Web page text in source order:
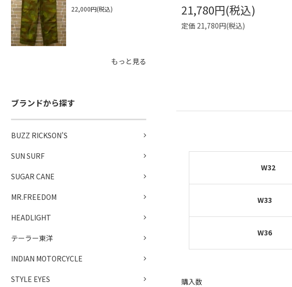
22,000円(税込)
もっと見る
ブランドから探す
BUZZ RICKSON'S
SUN SURF
SUGAR CANE
MR.FREEDOM
HEADLIGHT
テーラー東洋
INDIAN MOTORCYCLE
STYLE EYES
21,780円(税込)
定価 21,780円(税込)
W32
W33
W36
購入数